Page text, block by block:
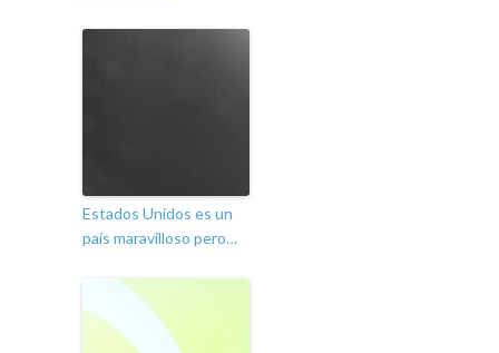
Estados Unidos es un
país maravilloso pero…